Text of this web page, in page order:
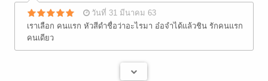
วันที่ 31 มีนาคม 63
เราเลือก คนแรก หัวสีดำชื่อว่าอะไรมา อ๋อจำได้แล้วชิน รักคนแรก
คนเดียว